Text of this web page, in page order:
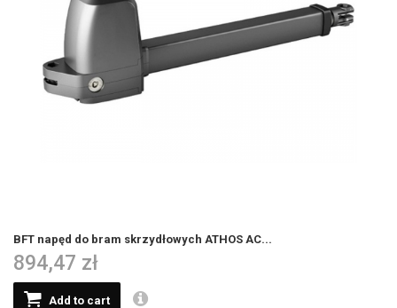
BFT napęd do bram skrzydłowych ATHOS AC...
894,47 zł
Add to cart